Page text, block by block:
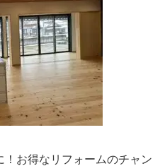
お得なリフォームのチャン